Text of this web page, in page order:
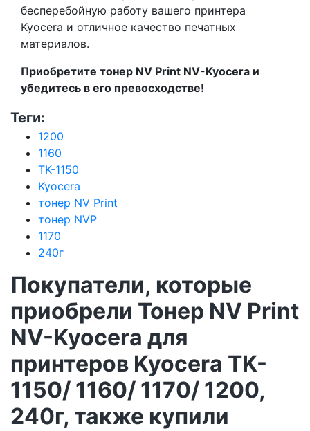
бесперебойную работу вашего принтера
Kyocera и отличное качество печатных
материалов.
Приобретите тонер NV Print NV-Kyocera и
убедитесь в его превосходстве!
Теги:
1200
1160
TK-1150
Kyocera
тонер NV Print
тонер NVP
1170
240г
Покупатели, которые
приобрели Тонер NV Print
NV-Kyocera для
принтеров Kyocera TK-
1150/ 1160/ 1170/ 1200,
240г, также купили